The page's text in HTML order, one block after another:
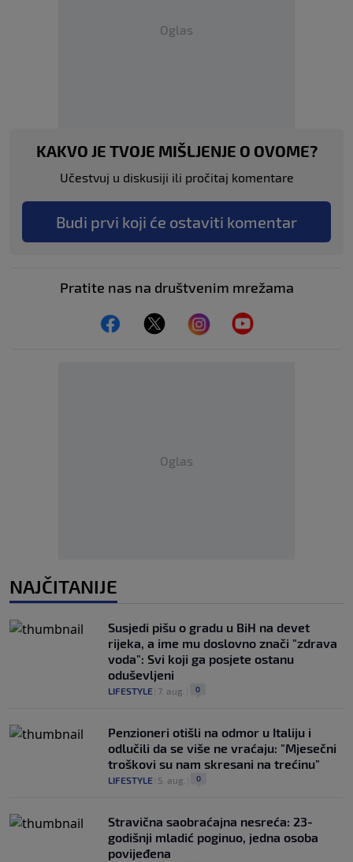
Oglas
KAKVO JE TVOJE MIŠLJENJE O OVOME?
Učestvuj u diskusiji ili pročitaj komentare
Budi prvi koji će ostaviti komentar
Pratite nas na društvenim mrežama
Oglas
NAJČITANIJE
Susjedi pišu o gradu u BiH na devet
rijeka, a ime mu doslovno znači "zdrava
voda": Svi koji ga posjete ostanu
oduševljeni
LIFESTYLE 7. aug. 0
Penzioneri otišli na odmor u Italiju i
odlučili da se više ne vraćaju: "Mjesečni
troškovi su nam skresani na trećinu"
LIFESTYLE 5. aug. 0
Stravična saobraćajna nesreća: 23-
godišnji mladić poginuo, jedna osoba
povijeđena